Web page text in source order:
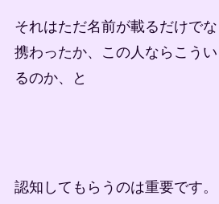
それはただ名前が載るだけで
携わったか、この人ならこう
るのか、と
認知してもらうのは重要です。